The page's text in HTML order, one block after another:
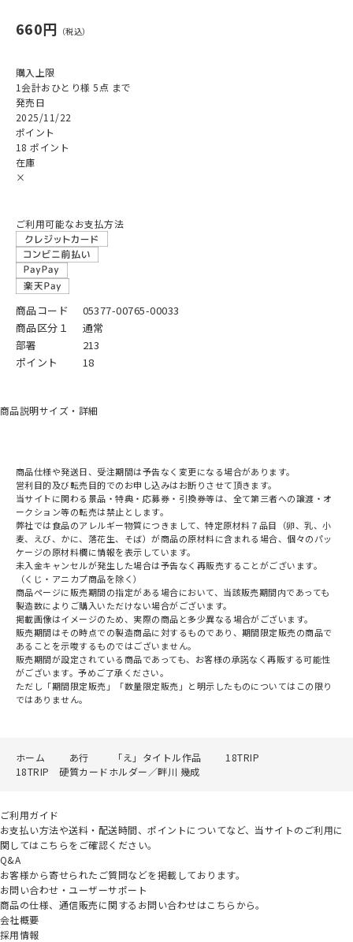
660円
購入上限
1会計おひとり様 5点 まで
発売日
2025/11/22
ポイント
18 ポイント
在庫
×
ご利用可能なお支払方法
商品コード
05377-00765-00033
商品区分１
通常
部署
213
ポイント
18
商品説明サイズ・詳細
商品仕様や発送日、受注期間は予告なく変更になる場合があります。
営利目的及び転売目的でのお申し込みはお断りさせて頂きます。
当サイトに関わる景品・特典・応募券・引換券等は、全て第三者への譲渡・オ
ークション等の転売は禁止とします。
弊社では食品のアレルギー物質につきまして、特定原材料７品目（卵、乳、小
麦、えび、かに、落花生、そば）が商品の原材料に含まれる場合、個々のパッ
ケージの原材料欄に情報を表示しています。
未入金キャンセルが発生した場合は予告なく再販売することがございます。
（くじ・アニカプ商品を除く）
商品ページに販売期間の指定がある場合において、当該販売期間内であっても
製造数によりご購入いただけない場合がございます。
掲載画像はイメージのため、実際の商品と多少異なる場合がございます。
販売期間はその時点での製造商品に対するものであり、期間限定販売の商品で
あることを示唆するものではございません。
販売期間が設定されている商品であっても、お客様の承諾なく再販する可能性
がございます。予めご了承ください。
ただし「期間限定販売」「数量限定販売」と明示したものについてはこの限り
ではありません。
ホーム あ行 「え」タイトル作品
18TRIP
18TRIP 硬質カードホルダー／畔川 幾成
ご利用ガイド
お支払い方法や送料・配送時間、ポイントについてなど、当サイトのご利用に
関してはこちらをご確認ください。
Q&A
お客様から寄せられたご質問などを掲載しております。
お問い合わせ・ユーザーサポート
商品の仕様、通信販売に関するお問い合わせはこちらから。
会社概要
採用情報